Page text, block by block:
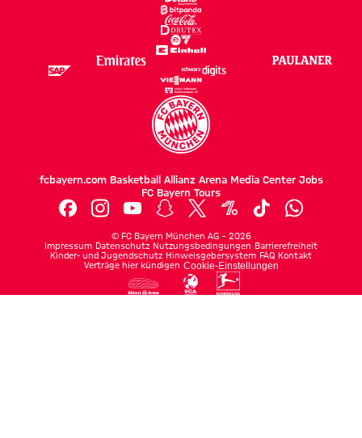
fcbayern.com Basketball Allianz Arena Media Center Jobs
FC Bayern Tours
© FC Bayern München AG – 2026
Impressum Datenschutz Nutzungsbedingungen Barrierefreiheit
Kinder- und Jugendschutz Hinweisgebersystem FAQ Kontakt
Verträge hier kündigen Cookie-Einstellungen